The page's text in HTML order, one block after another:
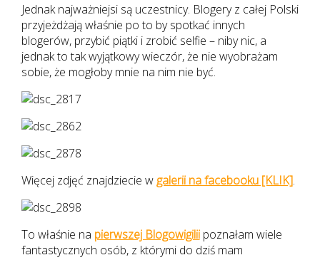
Jednak najważniejsi są uczestnicy. Blogery z całej Polski
przyjeżdżają właśnie po to by spotkać innych
blogerów, przybić piątki i zrobić selfie – niby nic, a
jednak to tak wyjątkowy wieczór, że nie wyobrażam
sobie, że mogłoby mnie na nim nie być.
Więcej zdjęć znajdziecie wgalerii na facebooku [KLIK].
To właśnie na pierwszej Blogowigiliipoznałam wiele
fantastycznych osób, z którymi do dziś mam